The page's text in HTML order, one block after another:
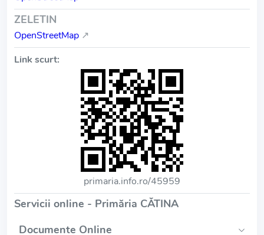
ZELETIN
OpenStreetMap ↗
Link scurt:
primaria.info.ro/45959
Servicii online - Primăria CĂTINA
Documente Online